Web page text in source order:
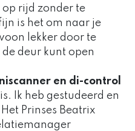
rijd zonder te
is het om naar je
lekker door te
deur kunt open
en di-control
Ik heb gestudeerd en
Prinses Beatrix